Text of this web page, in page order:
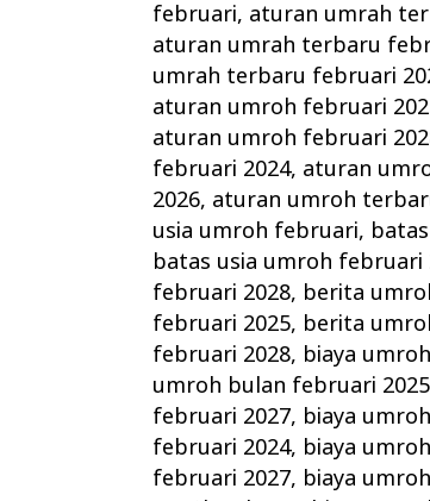
februari, aturan umrah
aturan umrah terbaru
umrah terbaru februari
aturan umroh februari
aturan umroh februari
februari 2024, aturan
2026, aturan umroh
usia umroh februari,
batas usia umroh februari
februari 2028, berita
februari 2025, berita
februari 2028, biaya
umroh bulan februari 2025
februari 2027, biaya
februari 2024, biaya
februari 2027, biaya
Persiapan
&
Perlengkapannya